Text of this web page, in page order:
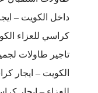
داخل الكويت –
كراسي للعزاء
تاجير طاولات
الكويت – ايجار